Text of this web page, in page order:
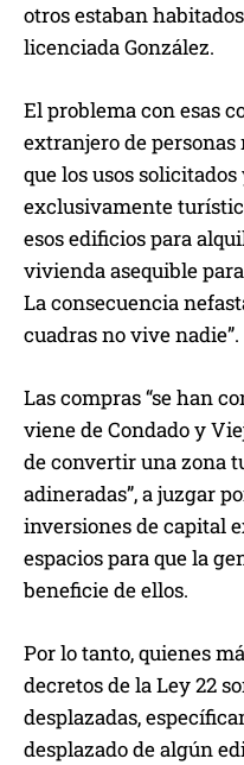
otros estaban
licenciada González.
El problema con esas
extranjero de personas
que los usos
exclusivamente
esos edificios para
vivienda asequible
La consecuencia
cuadras no vive nadie”.
Las compras “se han
viene de Condado y
de convertir una zona
adineradas”, a juzgar
inversiones de capital
espacios para que la
beneficie de ellos.
Por lo tanto, quienes
decretos de la Ley 22
desplazadas,
desplazado de algún